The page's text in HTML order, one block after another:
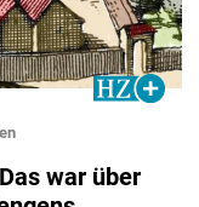
war über